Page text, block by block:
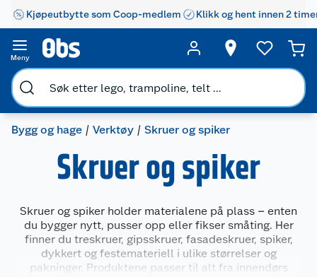
Kjøpeutbytte som Coop-medlem Klikk og hent innen 2
Meny
Bygg og hage Verktøy Skruer og spiker
Skruer og spiker
Skruer og spiker holder materialene på plass – enten
du bygger nytt, pusser opp eller fikser småting. Her
finner du treskruer, gipsskruer, fasadeskruer, spiker,
dykkert og festemateriell i ulike størrelser og
pakninger. Produktene passer til alt fra innendørs